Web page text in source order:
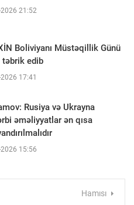
21:52
Boliviyanı Müstəqillik Günü
edib
17:41
Rusiya və Ukrayna
əməliyyatlar ən qısa
15:56
Hamısı